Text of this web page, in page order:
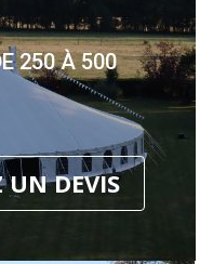
250 À 500
UN DEVIS